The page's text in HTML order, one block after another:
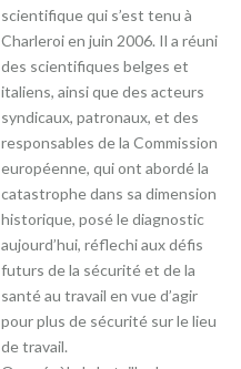
scientifique qui s’est tenu à
Charleroi en juin 2006. Il a réuni
des scientifiques belges et
italiens, ainsi que des acteurs
syndicaux, patronaux, et des
responsables de la Commission
européenne, qui ont abordé la
catastrophe dans sa dimension
historique, posé le diagnostic
aujourd’hui, réflechi aux défis
futurs de la sécurité et de la
santé au travail en vue d’agir
pour plus de sécurité sur le lieu
de travail.